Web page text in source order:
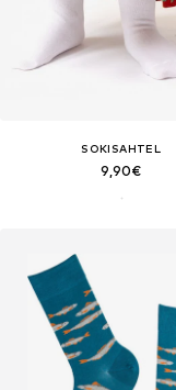
SOKISAHTEL
9,90€